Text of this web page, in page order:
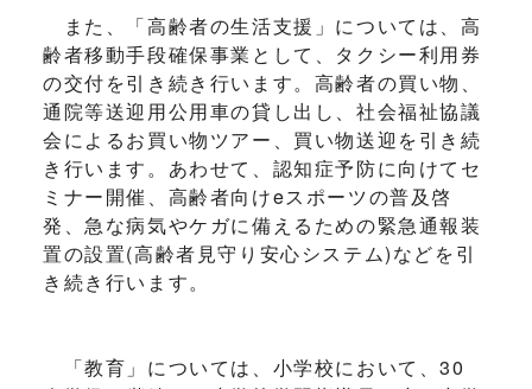
また、「高齢者の生活支援」については、高
齢者移動手段確保事業として、タクシー利用券
の交付を引き続き行います。高齢者の買い物、
通院等送迎用公用車の貸し出し、社会福祉協議
会によるお買い物ツアー、買い物送迎を引き続
き行います。あわせて、認知症予防に向けてセ
ミナー開催、高齢者向けeスポーツの普及啓
発、急な病気やケガに備えるための緊急通報装
置の設置(高齢者見守り安心システム)などを引
き続き行います。
「教育」については、小学校において、30